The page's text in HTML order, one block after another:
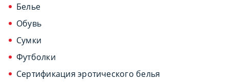
Белье
Обувь
Сумки
Футболки
Сертификация эротического белья